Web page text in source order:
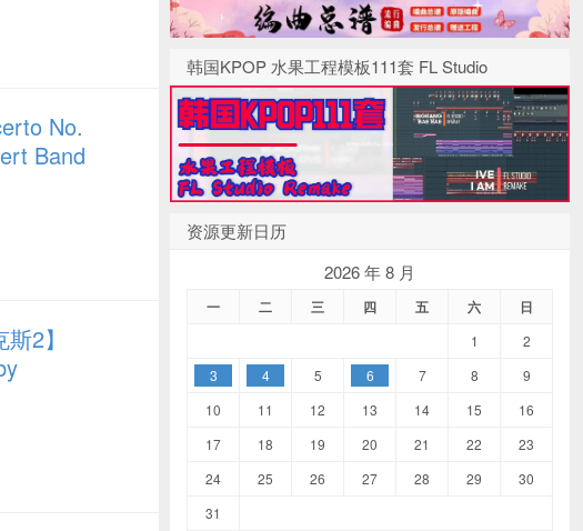
No.
Band
2】
韩国KPOP 水果工程模板111套 FL Studio
资源更新日历
2026 年 8 月
一 二 三 四 五 六 日
1
2
3
4 5 6 7 8
9
10
11 12 13 14 15
16
17
18 19 20 21 22
23
24
25 26 27 28 29
30
31